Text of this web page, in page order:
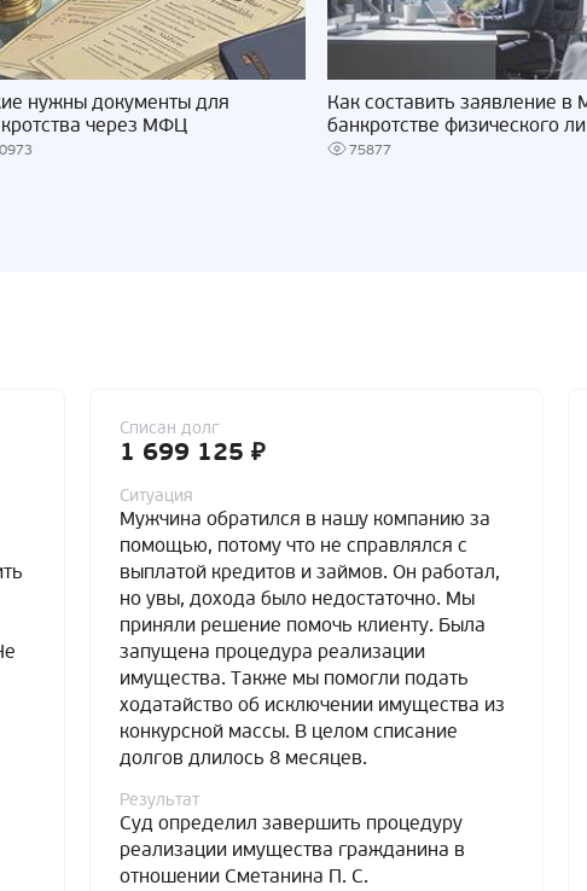
нужны документы для
через МФЦ
Как составить заявление
банкротстве физического
75877
Списан долг
1 699 125 ₽
Ситуация
Мужчина обратился в нашу компанию за
помощью, потому что не справлялся с
выплатой кредитов и займов. Он работал,
но увы, дохода было недостаточно. Мы
приняли решение помочь клиенту. Была
запущена процедура реализации
имущества. Также мы помогли подать
ходатайство об исключении имущества из
конкурсной массы. В целом списание
долгов длилось 8 месяцев.
Результат
Суд определил завершить процедуру
реализации имущества гражданина в
отношении Сметанина П. С.